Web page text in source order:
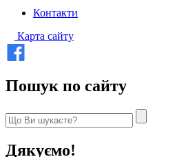
Контакти
Карта сайту
Пошук по сайту
Дякуємо!